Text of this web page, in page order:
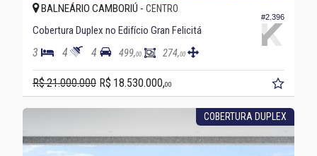
#2.396
BALNEÁRIO CAMBORIÚ - CENTRO
Cobertura Duplex no Edifício Gran Felicitá
3 4 4 499,00 274,00
R$ 21.000.000 R$ 18.530.000,00
COBERTURA DUPLEX